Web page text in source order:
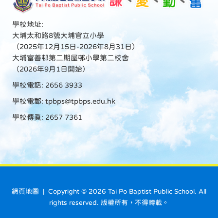
學校地址:
大埔太和路8號大埔官立小學
（2025年12月15日-2026年8月31日）
大埔富善邨第二期屋邨小學第二校舍
（2026年9月1日開始）
學校電話: 2656 3933
學校電郵: tpbps@tpbps.edu.hk
學校傳真: 2657 7361
網頁地圖 | Copyright © 2026 Tai Po Baptist Public School. All
rights reserved. 版權所有，不得轉載。